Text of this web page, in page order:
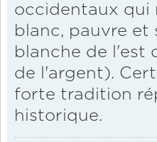
occidentaux qui
blanc, pauvre
blanche de l'est
de l'argent).
forte tradition
historique.